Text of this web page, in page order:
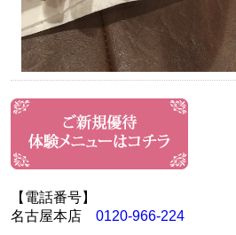
【電話番号】
名古屋本店 0120-966-224